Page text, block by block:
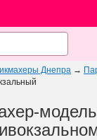
Днепра →